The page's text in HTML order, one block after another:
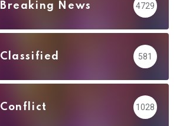
Breaking News 4729
Classified 581
Conflict 1028